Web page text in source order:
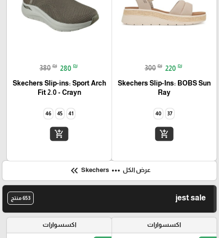
300 ₪ 220 ₪
Skechers Slip-Ins: BOBS Sun
Ray
37
40
add_shopping_cart
380 ₪ 280 ₪
Skechers Slip-ins: Sport Arch
Fit 2.0 - Crayn
41
45
46
add_shopping_cart
عرض الكل more_horiz
keyboard_double_arrow_left
jest sale 653 منتج
اكسسوارات اكسسوارات